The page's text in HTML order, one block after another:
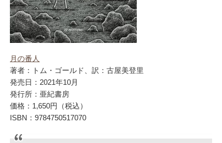
月の番人
著者：トム・ゴールド、訳：古屋美登里
発売日：2021年10月
発行所：亜紀書房
価格：1,650円（税込）
ISBN：9784750517070